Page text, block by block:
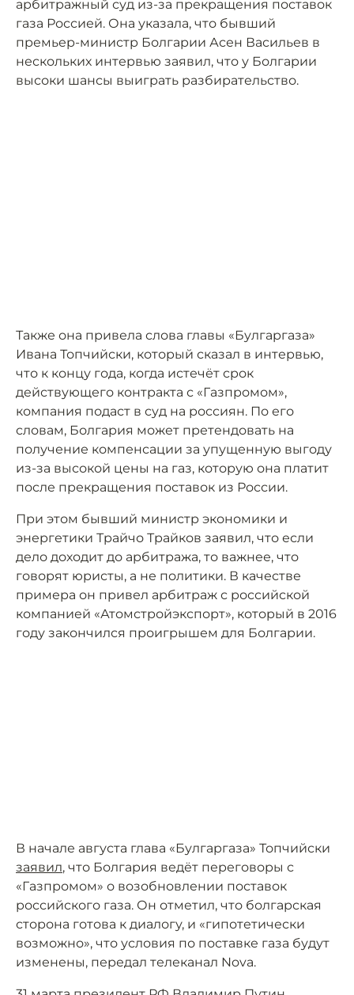
арбитражный суд из-за прекращения поставок
газа Россией. Она указала, что бывший
премьер-министр Болгарии Асен Васильев в
нескольких интервью заявил, что у Болгарии
высоки шансы выиграть разбирательство.
Также она привела слова главы «Булгаргаза»
Ивана Топчийски, который сказал в интервью,
что к концу года, когда истечёт срок
действующего контракта с «Газпромом»,
компания подаст в суд на россиян. По его
словам, Болгария может претендовать на
получение компенсации за упущенную выгоду
из-за высокой цены на газ, которую она платит
после прекращения поставок из России.
При этом бывший министр экономики и
энергетики Трайчо Трайков заявил, что если
дело доходит до арбитража, то важнее, что
говорят юристы, а не политики. В качестве
примера он привел арбитраж с российской
компанией «Атомстройэкспорт», который в 2016
году закончился проигрышем для Болгарии.
В начале августа глава «Булгаргаза» Топчийски
заявил, что Болгария ведёт переговоры с
«Газпромом» о возобновлении поставок
российского газа. Он отметил, что болгарская
сторона готова к диалогу, и «гипотетически
возможно», что условия по поставке газа будут
изменены, передал телеканал Nova.